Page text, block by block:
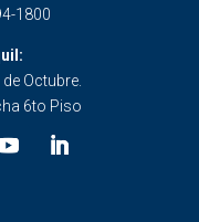
1800
Octubre.
6to Piso